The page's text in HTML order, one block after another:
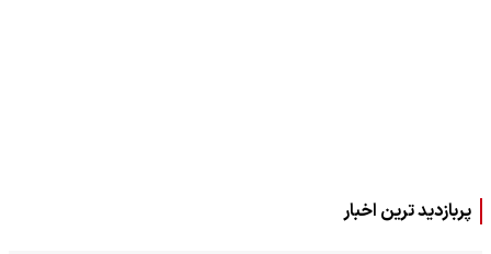
پربازدید ترین اخبار